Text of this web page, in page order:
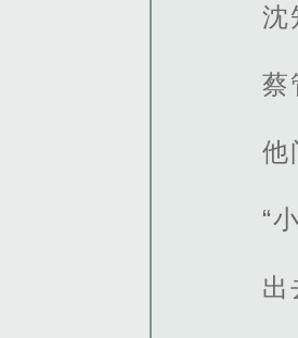
沈
蔡
他
“
出